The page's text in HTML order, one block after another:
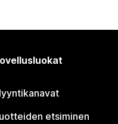
etsiminen